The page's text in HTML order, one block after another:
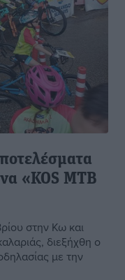
«KOS ΜΤΒ
στην Κω και
διεξήχθη ο
με την